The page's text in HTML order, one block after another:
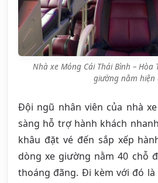
Nhà xe Móng Cái Thái Bình – Hòa
giường nằm hiện
Đội ngũ nhân viên của nhà
sàng hỗ trợ hành khách
khâu đặt vé đến sắp xếp
dòng xe giường nằm 40 chỗ
thoáng đãng. Đi kèm với đó là